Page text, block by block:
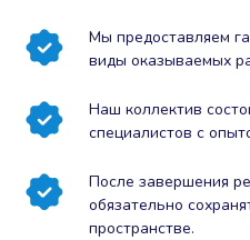
Мы предоставляем
виды оказываемых
Наш коллектив
специалистов с
После завершения
обязательно
пространстве.